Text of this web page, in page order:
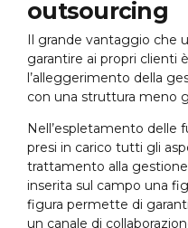
outsourcing
Il grande vantaggio che
garantire ai propri clienti
l’alleggerimento della
con una struttura meno
Nell’espletamento delle
presi in carico tutti gli
trattamento alla
inserita sul campo una
figura permette di
un canale di